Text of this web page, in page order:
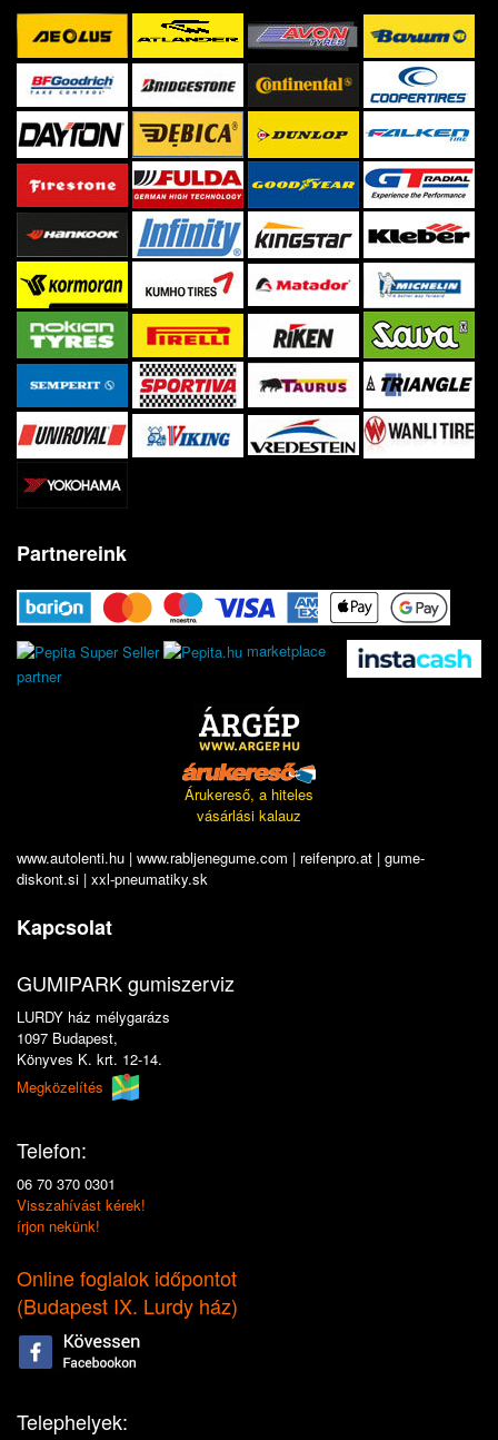
Partnereink
marketplace
partner
Árukereső, a hiteles
vásárlási kalauz
www.autolenti.hu | www.rabljenegume.com | reifenpro.at | gume-
diskont.si | xxl-pneumatiky.sk
Kapcsolat
GUMIPARK gumiszerviz
LURDY ház mélygarázs
1097 Budapest,
Könyves K. krt. 12-14.
Megközelítés
Telefon:
06 70 370 0301
Visszahívást kérek!
írjon nekünk!
Online foglalok időpontot
(Budapest IX. Lurdy ház)
Telephelyek: